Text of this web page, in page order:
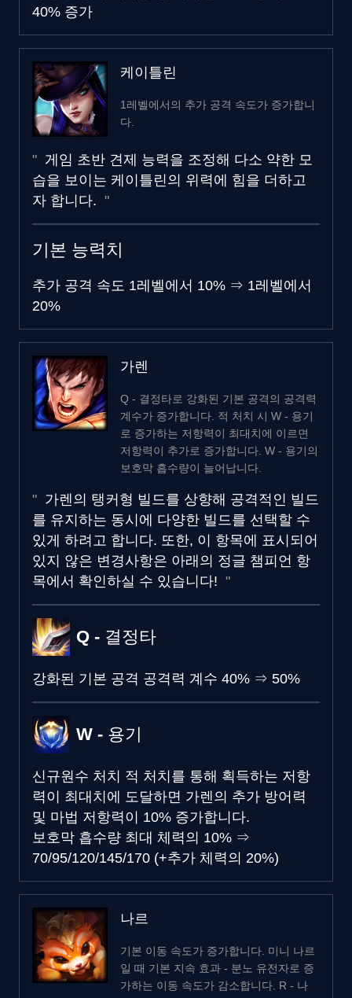
40% 증가
케이틀린
1레벨에서의 추가 공격 속도가 증가합니
다.
게임 초반 견제 능력을 조정해 다소 약한 모
습을 보이는 케이틀린의 위력에 힘을 더하고
자 합니다.
기본 능력치
추가 공격 속도 1레벨에서 10% ⇒ 1레벨에서
20%
가렌
Q - 결정타로 강화된 기본 공격의 공격력
계수가 증가합니다. 적 처치 시 W - 용기
로 증가하는 저항력이 최대치에 이르면
저항력이 추가로 증가합니다. W - 용기의
보호막 흡수량이 늘어납니다.
가렌의 탱커형 빌드를 상향해 공격적인 빌드
를 유지하는 동시에 다양한 빌드를 선택할 수
있게 하려고 합니다. 또한, 이 항목에 표시되어
있지 않은 변경사항은 아래의 정글 챔피언 항
목에서 확인하실 수 있습니다!
Q - 결정타
강화된 기본 공격 공격력 계수 40% ⇒ 50%
W - 용기
신규원수 처치 적 처치를 통해 획득하는 저항
력이 최대치에 도달하면 가렌의 추가 방어력
및 마법 저항력이 10% 증가합니다.
보호막 흡수량 최대 체력의 10% ⇒
70/95/120/145/170 (+추가 체력의 20%)
나르
기본 이동 속도가 증가합니다. 미니 나르
일 때 기본 지속 효과 - 분노 유전자로 증
가하는 이동 속도가 감소합니다. R - 나